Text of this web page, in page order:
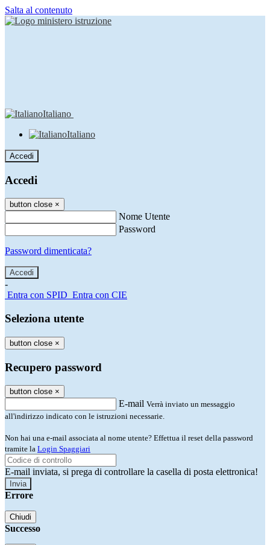
Salta al contenuto
Italiano
Italiano
Accedi
Accedi
button close ×
Nome Utente
Password
Password dimenticata?
-
Entra con SPID Entra con CIE
Seleziona utente
button close ×
Recupero password
button close ×
E-mail Verrà inviato un messaggio
all'indirizzo indicato con le istruzioni necessarie.
Non hai una e-mail associata al nome utente? Effettua il reset della password
tramite la Login Spaggiari
E-mail inviata, si prega di controllare la casella di posta elettronica!
Errore
Chiudi
Successo